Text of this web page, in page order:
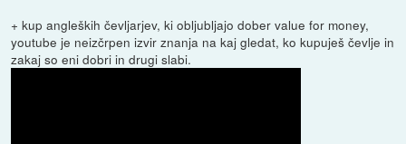
+ kup angleških čevljarjev, ki obljubljajo dober value for money,
youtube je neizčrpen izvir znanja na kaj gledat, ko kupuješ čevlje in
zakaj so eni dobri in drugi slabi.